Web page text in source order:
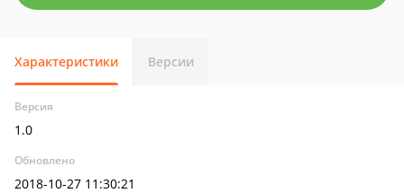
Характеристики Версии
Версия
1.0
Обновлено
2018-10-27 11:30:21